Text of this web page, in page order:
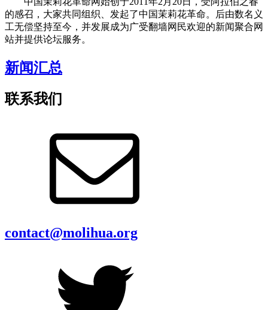
的感召，大家共同组织、发起了中国茉莉花革命。后由数名义
工无偿坚持至今，并发展成为广受翻墙网民欢迎的新闻聚合网
站并提供论坛服务。
新闻汇总
联系我们
contact@molihua.org